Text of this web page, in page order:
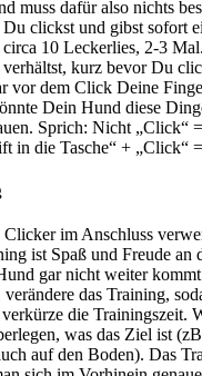
muss dafür also nichts
clickst und gibst sofort
10 Leckerlies, 2-3
kurz bevor Du
vor dem Click Deine
Dein Hund diese
Sprich: Nicht „Click“
in die Tasche“ + „Click“
im Anschluss
ist Spaß und Freude an
gar nicht weiter
das Training,
die Trainingszeit.
was das Ziel ist
auf den Boden). Das